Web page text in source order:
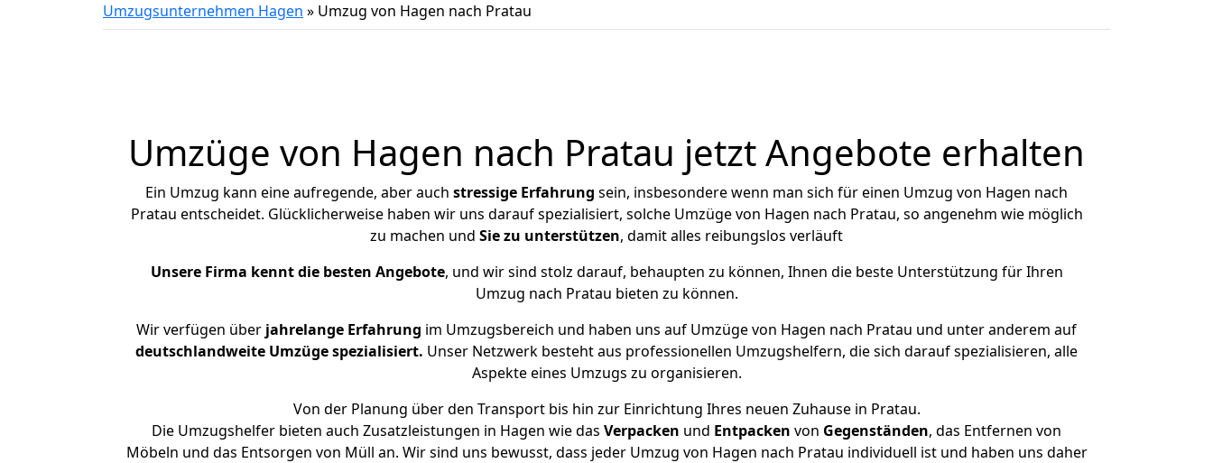
Umzugsunternehmen Hagen » Umzug von Hagen nach Pratau
Umzüge von Hagen nach Pratau jetzt Angebote erhalten
Ein Umzug kann eine aufregende, aber auch stressige Erfahrung sein, insbesondere wenn man sich für einen Umzug von Hagen nach
Pratau entscheidet. Glücklicherweise haben wir uns darauf spezialisiert, solche Umzüge von Hagen nach Pratau, so angenehm wie möglich
zu machen und Sie zu unterstützen, damit alles reibungslos verläuft
Unsere Firma kennt die besten Angebote, und wir sind stolz darauf, behaupten zu können, Ihnen die beste Unterstützung für Ihren
Umzug nach Pratau bieten zu können.
Wir verfügen über jahrelange Erfahrung im Umzugsbereich und haben uns auf Umzüge von Hagen nach Pratau und unter anderem auf
deutschlandweite Umzüge spezialisiert. Unser Netzwerk besteht aus professionellen Umzugshelfern, die sich darauf spezialisieren, alle
Aspekte eines Umzugs zu organisieren.
Von der Planung über den Transport bis hin zur Einrichtung Ihres neuen Zuhause in Pratau.
Die Umzugshelfer bieten auch Zusatzleistungen in Hagen wie das Verpacken und Entpacken von Gegenständen, das Entfernen von
Möbeln und das Entsorgen von Müll an. Wir sind uns bewusst, dass jeder Umzug von Hagen nach Pratau individuell ist und haben uns daher